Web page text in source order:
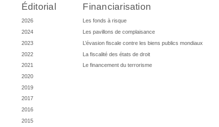
Éditorial
2026
2024
2023
2022
2021
2020
2019
2017
2016
2015
Financiarisation
Les fonds à risque
Les pavillons de complaisance
L’évasion fiscale contre les biens publics mondiaux
La fiscalité des états de droit
Le financement du terrorisme